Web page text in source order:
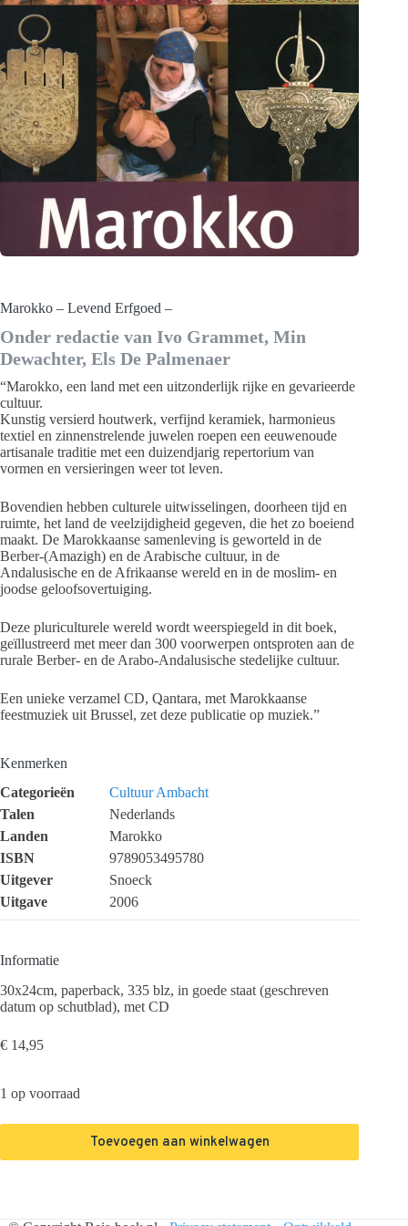
Marokko – Levend Erfgoed –
Onder redactie van Ivo Grammet, Min
Dewachter, Els De Palmenaer
“Marokko, een land met een uitzonderlijk rijke en gevarieerde
cultuur.
Kunstig versierd houtwerk, verfijnd keramiek, harmonieus
textiel en zinnenstrelende juwelen roepen een eeuwenoude
artisanale traditie met een duizendjarig repertorium van
vormen en versieringen weer tot leven.
Bovendien hebben culturele uitwisselingen, doorheen tijd en
ruimte, het land de veelzijdigheid gegeven, die het zo boeiend
maakt. De Marokkaanse samenleving is geworteld in de
Berber-(Amazigh) en de Arabische cultuur, in de
Andalusische en de Afrikaanse wereld en in de moslim- en
joodse geloofsovertuiging.
Deze pluriculturele wereld wordt weerspiegeld in dit boek,
geïllustreerd met meer dan 300 voorwerpen ontsproten aan de
rurale Berber- en de Arabo-Andalusische stedelijke cultuur.
Een unieke verzamel CD, Qantara, met Marokkaanse
feestmuziek uit Brussel, zet deze publicatie op muziek.”
Kenmerken
Categorieën
Cultuur Ambacht
Talen
Nederlands
Landen
Marokko
ISBN
9789053495780
Uitgever
Snoeck
Uitgave
2006
Informatie
30x24cm, paperback, 335 blz, in goede staat (geschreven
datum op schutblad), met CD
€ 14,95
1 op voorraad
Toevoegen aan winkelwagen